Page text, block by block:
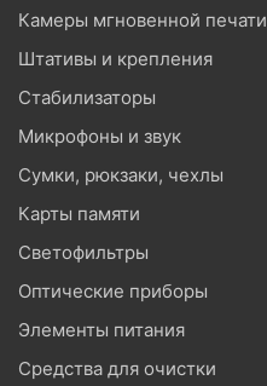
Камеры мгновенной печати
Штативы и крепления
Стабилизаторы
Микрофоны и звук
Сумки, рюкзаки, чехлы
Карты памяти
Светофильтры
Оптические приборы
Элементы питания
Средства для очистки